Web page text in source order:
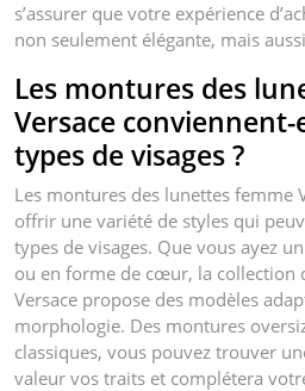
s’assurer que votre expérience
non seulement élégante, mais
Les montures des
Versace conviennent-
types de visages ?
Les montures des lunettes femme
offrir une variété de styles qui
types de visages. Que vous ayez
ou en forme de cœur, la collection
Versace propose des modèles
morphologie. Des montures
classiques, vous pouvez trouver
valeur vos traits et complétera